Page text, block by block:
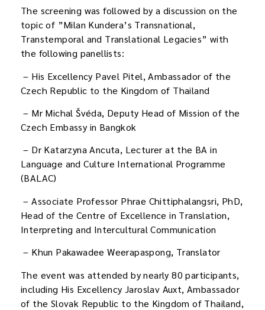
The screening was followed by a discussion on the
topic of ”Milan Kundera’s Transnational,
Transtemporal and Translational Legacies” with
the following panellists:
– His Excellency Pavel Pitel, Ambassador of the
Czech Republic to the Kingdom of Thailand
– Mr Michal Švéda, Deputy Head of Mission of the
Czech Embassy in Bangkok
– Dr Katarzyna Ancuta, Lecturer at the BA in
Language and Culture International Programme
(BALAC)
– Associate Professor Phrae Chittiphalangsri, PhD,
Head of the Centre of Excellence in Translation,
Interpreting and Intercultural Communication
– Khun Pakawadee Weerapaspong, Translator
The event was attended by nearly 80 participants,
including His Excellency Jaroslav Auxt, Ambassador
of the Slovak Republic to the Kingdom of Thailand,